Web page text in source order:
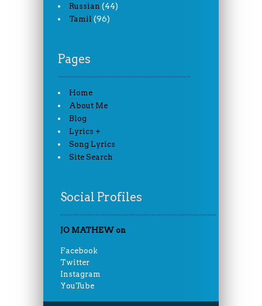
Russian (44)
Tamil (96)
Pages
Home
About Me
Blog
Lyrics +
Song Lyrics
Site Search
Social Profiles
JO MATHEW on
Facebook
Twitter
Instagram
YouTube